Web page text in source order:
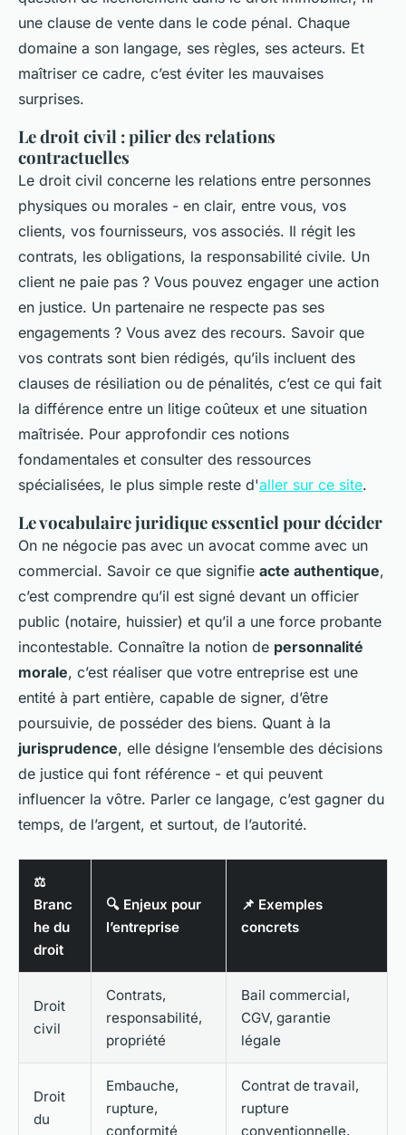
une clause de vente dans le code pénal. Chaque
domaine a son langage, ses règles, ses acteurs. Et
maîtriser ce cadre, c’est éviter les mauvaises
surprises.
Le droit civil : pilier des relations
contractuelles
Le droit civil concerne les relations entre personnes
physiques ou morales - en clair, entre vous, vos
clients, vos fournisseurs, vos associés. Il régit les
contrats, les obligations, la responsabilité civile. Un
client ne paie pas ? Vous pouvez engager une action
en justice. Un partenaire ne respecte pas ses
engagements ? Vous avez des recours. Savoir que
vos contrats sont bien rédigés, qu’ils incluent des
clauses de résiliation ou de pénalités, c’est ce qui fait
la différence entre un litige coûteux et une situation
maîtrisée. Pour approfondir ces notions
fondamentales et consulter des ressources
spécialisées, le plus simple reste d'aller sur ce site.
Le vocabulaire juridique essentiel pour décider
On ne négocie pas avec un avocat comme avec un
commercial. Savoir ce que signifie acte authentique,
c’est comprendre qu’il est signé devant un officier
public (notaire, huissier) et qu’il a une force probante
incontestable. Connaître la notion de personnalité
morale, c’est réaliser que votre entreprise est une
entité à part entière, capable de signer, d’être
poursuivie, de posséder des biens. Quant à la
jurisprudence, elle désigne l’ensemble des décisions
de justice qui font référence - et qui peuvent
influencer la vôtre. Parler ce langage, c’est gagner du
temps, de l’argent, et surtout, de l’autorité.
⚖️
Branc
he du
droit
🔍 Enjeux pour
l’entreprise
📌 Exemples
concrets
Droit
civil
Contrats,
responsabilité,
propriété
Bail commercial,
CGV, garantie
légale
Droit
du
Embauche,
rupture,
conformité
Contrat de travail,
rupture
conventionnelle,